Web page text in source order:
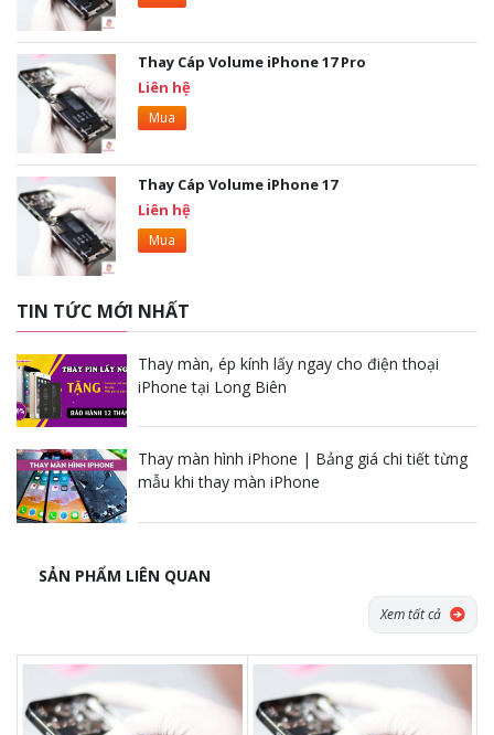
Thay Cáp Volume iPhone 17 Pro
Liên hệ
Mua
Thay Cáp Volume iPhone 17
Liên hệ
Mua
TIN TỨC MỚI NHẤT
Thay màn, ép kính lấy ngay cho điện thoại
iPhone tại Long Biên
Thay màn hình iPhone | Bảng giá chi tiết từng
mẫu khi thay màn iPhone
SẢN PHẨM LIÊN QUAN
Xem tất cả